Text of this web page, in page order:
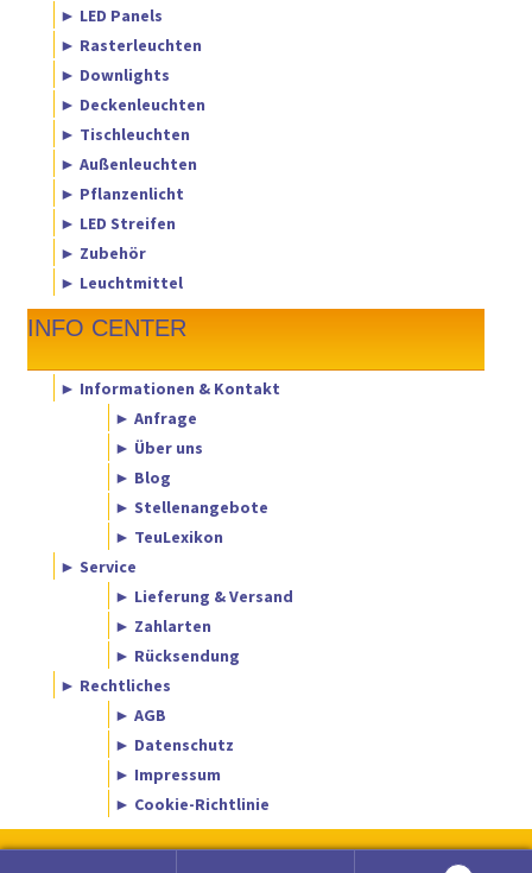
► LED Panels
► Rasterleuchten
► Downlights
► Deckenleuchten
► Tischleuchten
► Außenleuchten
► Pflanzenlicht
► LED Streifen
► Zubehör
► Leuchtmittel
INFO CENTER
► Informationen & Kontakt
► Anfrage
► Über uns
► Blog
► Stellenangebote
► TeuLexikon
► Service
► Lieferung & Versand
► Zahlarten
► Rücksendung
► Rechtliches
► AGB
► Datenschutz
► Impressum
► Cookie-Richtlinie